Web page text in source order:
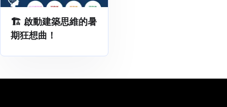
🏗️ 啟動建築思維的暑
期狂想曲！